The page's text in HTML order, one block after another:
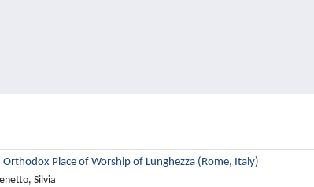
Orthodox Place of Worship of Lunghezza (Rome, Italy)
Silvia